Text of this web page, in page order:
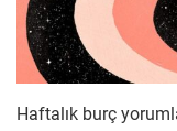
Haftalık burç